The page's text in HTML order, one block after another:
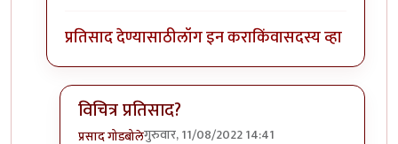
प्रतिसाद देण्यासाठीलॉग इन कराकिंवासदस्य व्हा
विचित्र प्रतिसाद?
प्रसाद गोडबोलेगुरुवार, 11/08/2022 14:41